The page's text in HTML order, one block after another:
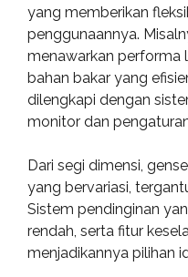
yang memberikan
penggunaannya.
menawarkan performa
bahan bakar yang
dilengkapi dengan
monitor dan
Dari segi dimensi,
yang bervariasi,
Sistem pendinginan
rendah, serta fitur
menjadikannya pilihan